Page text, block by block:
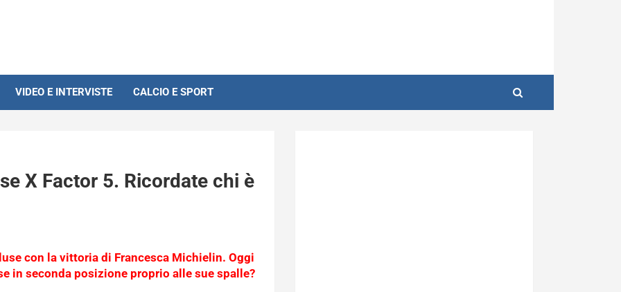
VIDEO E INTERVISTE CALCIO E SPORT
X Factor 5. Ricordate chi è
con la vittoria di Francesca Michielin. Oggi
in seconda posizione proprio alle sue spalle?